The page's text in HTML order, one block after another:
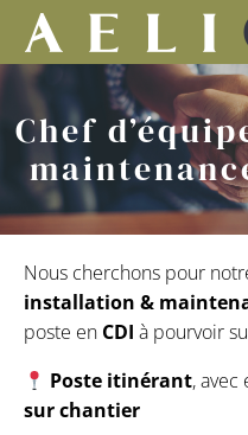
Chef
Nous cherchons pour
installation &
poste en CDI à pourvoir
Poste itinérant,
sur chantier